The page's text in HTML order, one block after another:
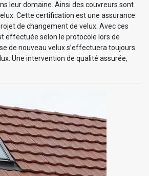
leur domaine. Ainsi des couvreurs sont
Cette certification est une assurance
de changement de velux. Avec ces
effectuée selon le protocole lors de
de nouveau velux s’effectuera toujours
Une intervention de qualité assurée,